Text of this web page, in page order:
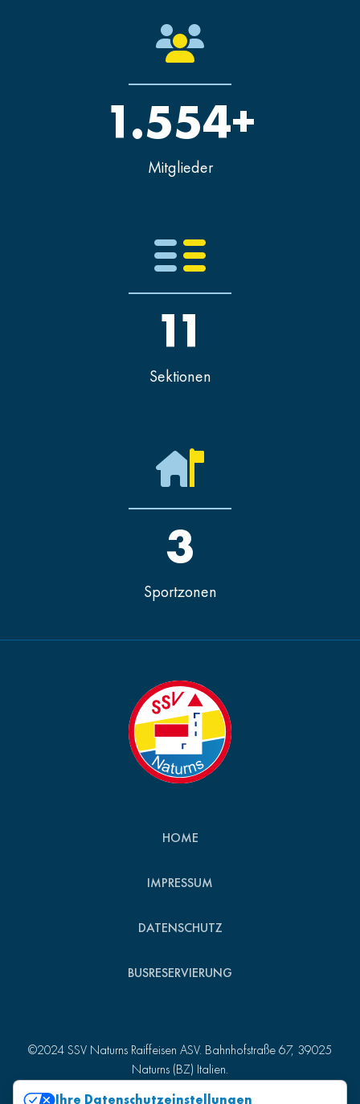
Mitglieder
1.554+
Sektionen
11
Sportzonen
3
HOME
IMPRESSUM
DATENSCHUTZ
BUSRESERVIERUNG
©2024 SSV Naturns Raiffeisen ASV. Bahnhofstraße 67, 39025
Naturns (BZ) Italien.
Ihre Datenschutzeinstellungen